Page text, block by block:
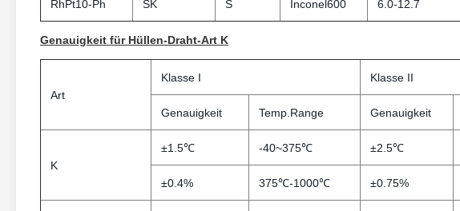
RhPt10-Ph SK S Inconel600 6.0-12.7
Genauigkeit für Hüllen-Draht-Art K
Art
Klasse I Klasse II
Genauigkeit Temp.Range Genauigkeit
K
±1.5℃ -40~375℃ ±2.5℃
±0.4% 375℃-1000℃ ±0.75%